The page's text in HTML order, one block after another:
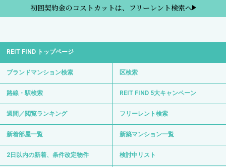
初回契約金のコストカットは、フリーレント検索へ
REIT FIND トップページ
ブランドマンション検索 区検索
路線・駅検索 REIT FIND 5大キャンペーン
週間／閲覧ランキング フリーレント検索
新着部屋一覧 新築マンション一覧
2日以内の新着、条件改定物件 検討中リスト